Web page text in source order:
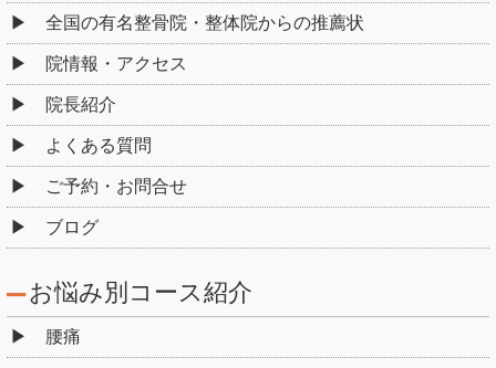
全国の有名整骨院・整体院からの推薦状
院情報・アクセス
院長紹介
よくある質問
ご予約・お問合せ
ブログ
お悩み別コース紹介
腰痛